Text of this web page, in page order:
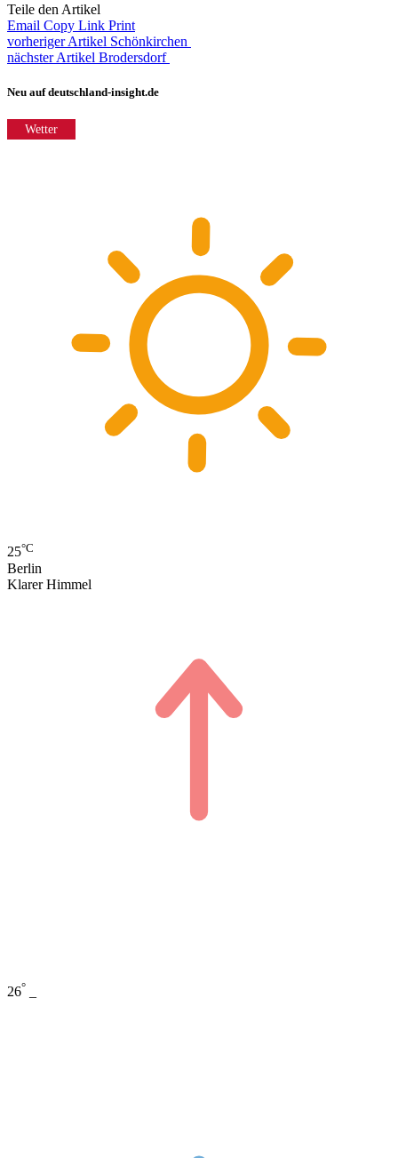
Teile den Artikel
Email Copy Link Print
vorheriger Artikel Schönkirchen
nächster Artikel Brodersdorf
Neu auf deutschland-insight.de
Wetter
25°C
Berlin
Klarer Himmel
26°